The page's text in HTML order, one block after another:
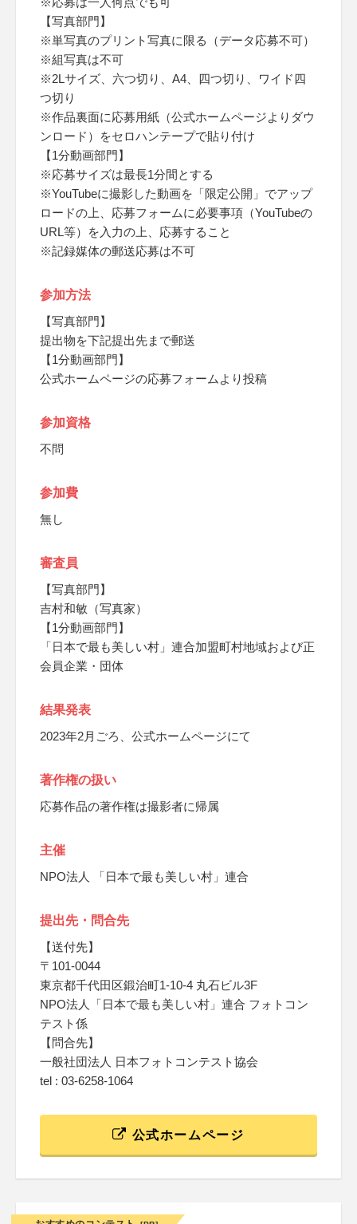
【写真部門】
※単写真のプリント写真に限る（データ応募不可）
※組写真は不可
※2Lサイズ、六つ切り、A4、四つ切り、ワイド四
つ切り
※作品裏面に応募用紙（公式ホームページよりダウ
ンロード）をセロハンテープで貼り付け
【1分動画部門】
※応募サイズは最長1分間とする
※YouTubeに撮影した動画を「限定公開」でアップ
ロードの上、応募フォームに必要事項（YouTubeの
URL等）を入力の上、応募すること
※記録媒体の郵送応募は不可
参加方法
【写真部門】
提出物を下記提出先まで郵送
【1分動画部門】
公式ホームページの応募フォームより投稿
参加資格
不問
参加費
無し
審査員
【写真部門】
吉村和敏（写真家）
【1分動画部門】
「日本で最も美しい村」連合加盟町村地域および正
会員企業・団体
結果発表
2023年2月ごろ、公式ホームページにて
著作権の扱い
応募作品の著作権は撮影者に帰属
主催
NPO法人 「日本で最も美しい村」連合
提出先・問合先
【送付先】
〒101-0044
東京都千代田区鍛治町1-10-4 丸石ビル3F
NPO法人「日本で最も美しい村」連合 フォトコン
テスト係
【問合先】
一般社団法人 日本フォトコンテスト協会
tel : 03-6258-1064
公式ホームページ